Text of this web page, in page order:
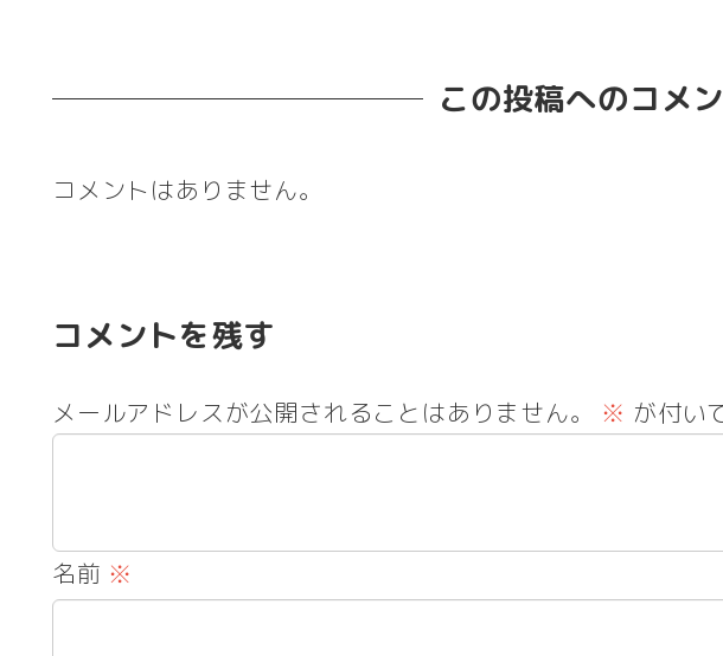
この投稿へのコメ
コメントはありません。
コメントを残す
メールアドレスが公開されることはありません。 ※ が付い
名前 ※